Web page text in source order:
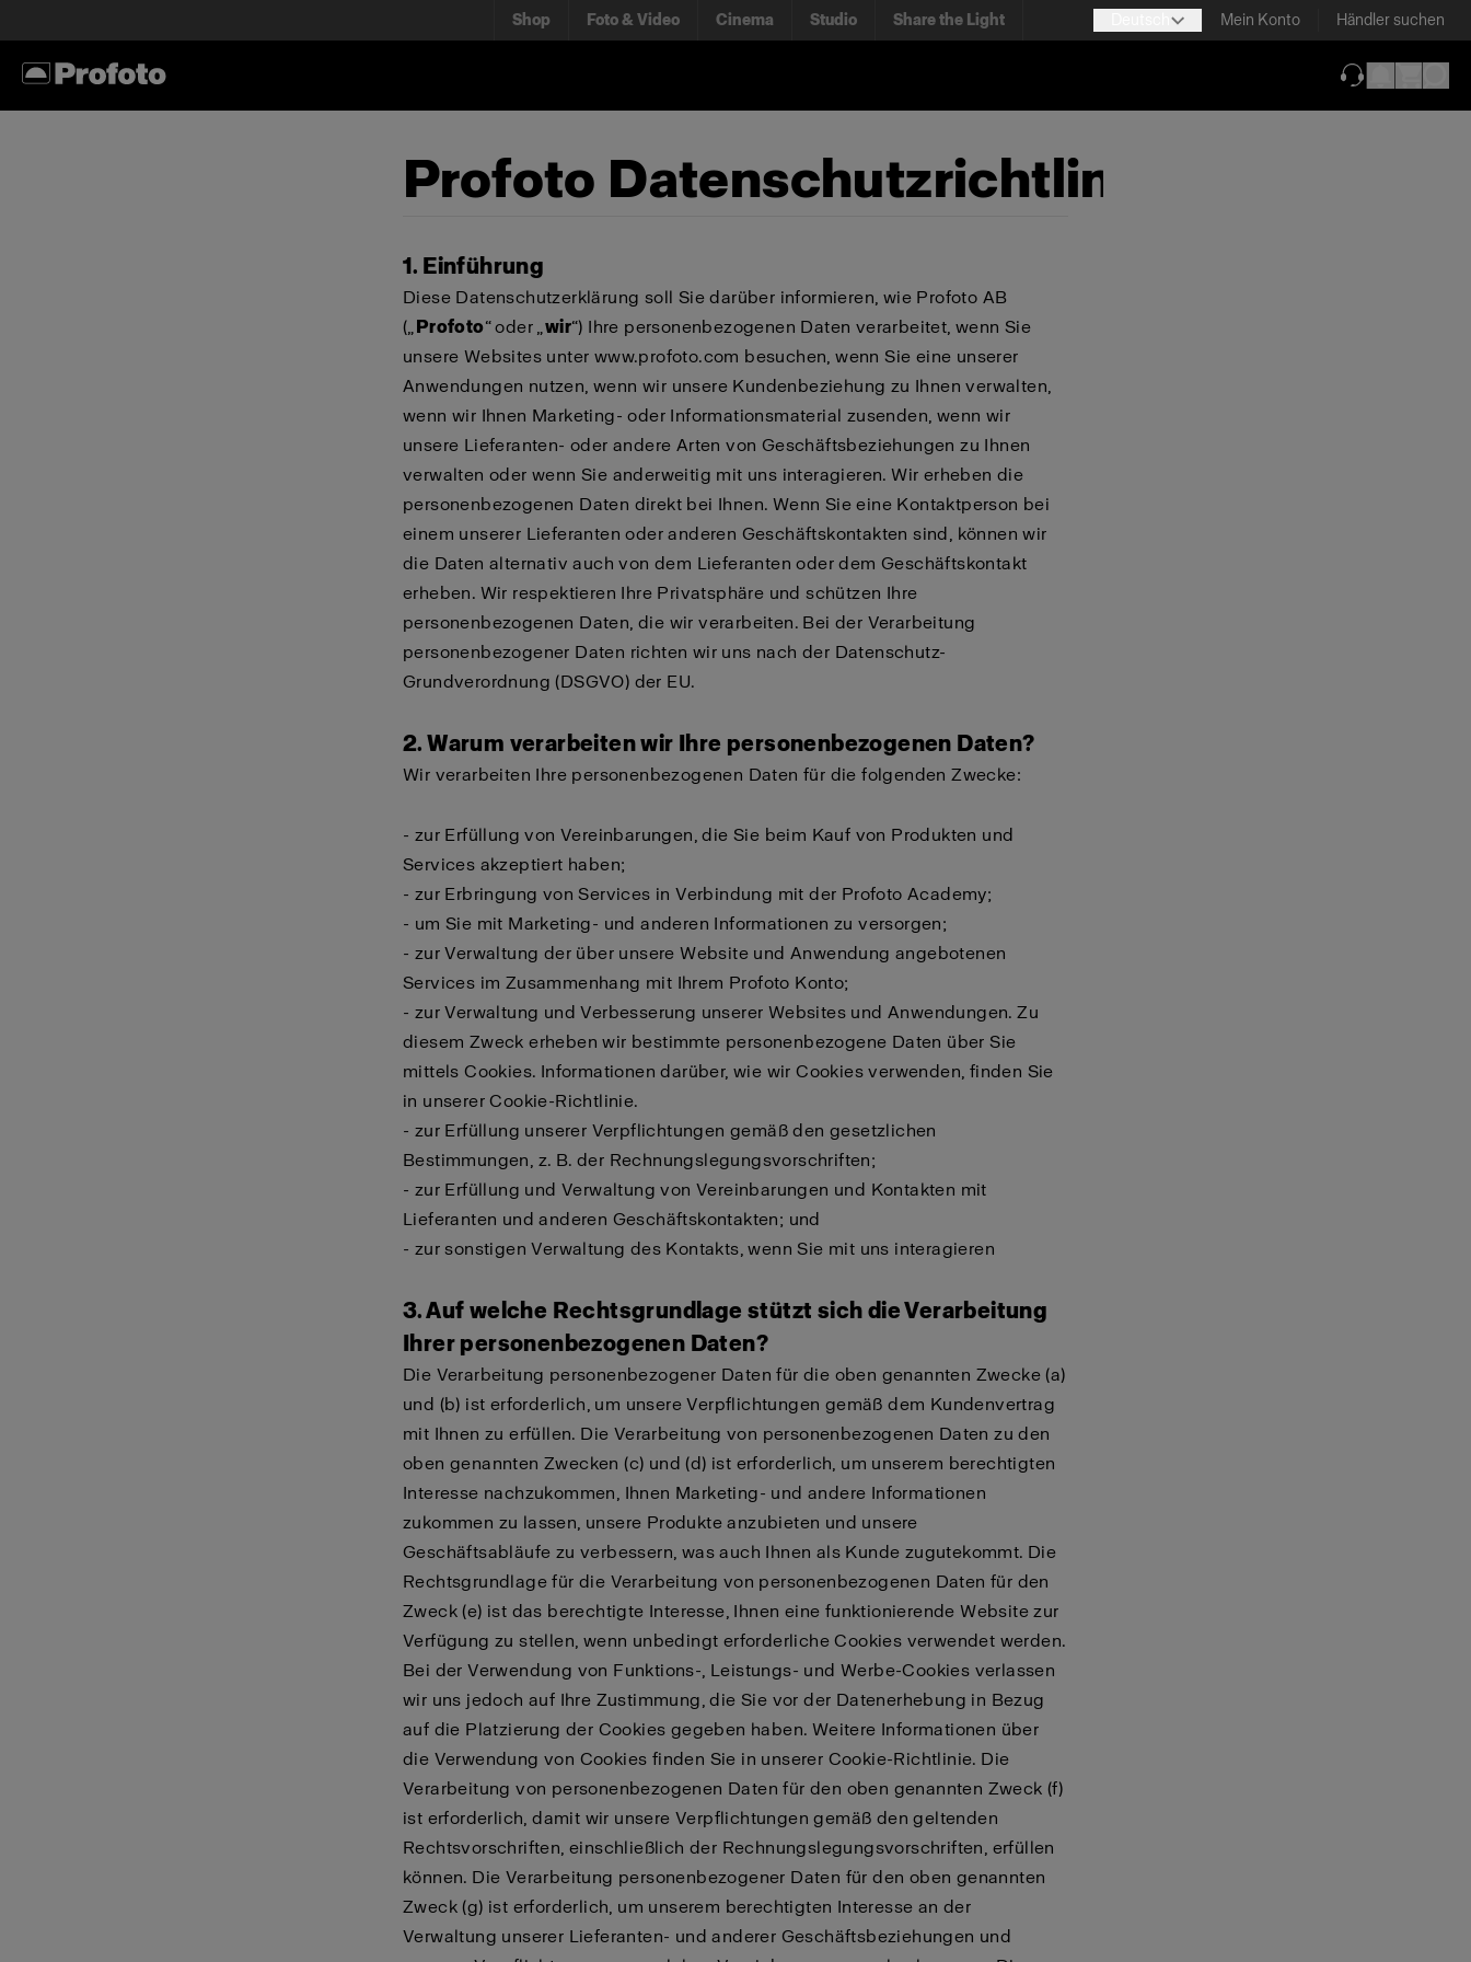
Shop Foto & Video Cinema Studio Share the Light Mein Konto Händler suchen
Profoto Datenschutzrichtlinie
1. Einführung
Diese Datenschutzerklärung soll Sie darüber informieren, wie Profoto AB
(„Profoto“ oder „wir“) Ihre personenbezogenen Daten verarbeitet, wenn Sie
unsere Websites unter www.profoto.com besuchen, wenn Sie eine unserer
Anwendungen nutzen, wenn wir unsere Kundenbeziehung zu Ihnen verwalten,
wenn wir Ihnen Marketing- oder Informationsmaterial zusenden, wenn wir
unsere Lieferanten- oder andere Arten von Geschäftsbeziehungen zu Ihnen
verwalten oder wenn Sie anderweitig mit uns interagieren. Wir erheben die
personenbezogenen Daten direkt bei Ihnen. Wenn Sie eine Kontaktperson bei
einem unserer Lieferanten oder anderen Geschäftskontakten sind, können wir
die Daten alternativ auch von dem Lieferanten oder dem Geschäftskontakt
erheben. Wir respektieren Ihre Privatsphäre und schützen Ihre
personenbezogenen Daten, die wir verarbeiten. Bei der Verarbeitung
personenbezogener Daten richten wir uns nach der Datenschutz-
Grundverordnung (DSGVO) der EU.
2. Warum verarbeiten wir Ihre personenbezogenen Daten?
Wir verarbeiten Ihre personenbezogenen Daten für die folgenden Zwecke:
- zur Erfüllung von Vereinbarungen, die Sie beim Kauf von Produkten und
Services akzeptiert haben;
- zur Erbringung von Services in Verbindung mit der Profoto Academy;
- um Sie mit Marketing- und anderen Informationen zu versorgen;
- zur Verwaltung der über unsere Website und Anwendung angebotenen
Services im Zusammenhang mit Ihrem Profoto Konto;
- zur Verwaltung und Verbesserung unserer Websites und Anwendungen. Zu
diesem Zweck erheben wir bestimmte personenbezogene Daten über Sie
mittels Cookies. Informationen darüber, wie wir Cookies verwenden, finden Sie
in unserer Cookie-Richtlinie.
- zur Erfüllung unserer Verpflichtungen gemäß den gesetzlichen
Bestimmungen, z. B. der Rechnungslegungsvorschriften;
- zur Erfüllung und Verwaltung von Vereinbarungen und Kontakten mit
Lieferanten und anderen Geschäftskontakten; und
- zur sonstigen Verwaltung des Kontakts, wenn Sie mit uns interagieren
3. Auf welche Rechtsgrundlage stützt sich die Verarbeitung
Ihrer personenbezogenen Daten?
Die Verarbeitung personenbezogener Daten für die oben genannten Zwecke (a)
und (b) ist erforderlich, um unsere Verpflichtungen gemäß dem Kundenvertrag
mit Ihnen zu erfüllen. Die Verarbeitung von personenbezogenen Daten zu den
oben genannten Zwecken (c) und (d) ist erforderlich, um unserem berechtigten
Interesse nachzukommen, Ihnen Marketing- und andere Informationen
zukommen zu lassen, unsere Produkte anzubieten und unsere
Geschäftsabläufe zu verbessern, was auch Ihnen als Kunde zugutekommt. Die
Rechtsgrundlage für die Verarbeitung von personenbezogenen Daten für den
Zweck (e) ist das berechtigte Interesse, Ihnen eine funktionierende Website zur
Verfügung zu stellen, wenn unbedingt erforderliche Cookies verwendet werden.
Bei der Verwendung von Funktions-, Leistungs- und Werbe-Cookies verlassen
wir uns jedoch auf Ihre Zustimmung, die Sie vor der Datenerhebung in Bezug
auf die Platzierung der Cookies gegeben haben. Weitere Informationen über
die Verwendung von Cookies finden Sie in unserer Cookie-Richtlinie. Die
Verarbeitung von personenbezogenen Daten für den oben genannten Zweck (f)
ist erforderlich, damit wir unsere Verpflichtungen gemäß den geltenden
Rechtsvorschriften, einschließlich der Rechnungslegungsvorschriften, erfüllen
können. Die Verarbeitung personenbezogener Daten für den oben genannten
Zweck (g) ist erforderlich, um unserem berechtigten Interesse an der
Verwaltung unserer Lieferanten- und anderer Geschäftsbeziehungen und